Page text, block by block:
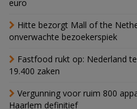
euro
Hitte bezorgt Mall of the
onverwachte bezoekerspiek
Fastfood rukt op: Nederland
19.400 zaken
Vergunning voor ruim 800
Haarlem definitief